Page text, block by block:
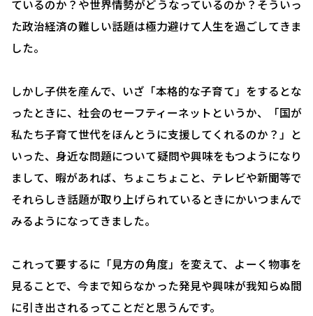
ているのか？や世界情勢がどうなっているのか？そういっ
た政治経済の難しい話題は極力避けて人生を過ごしてきま
した。
しかし子供を産んで、いざ「本格的な子育て」をするとな
ったときに、社会のセーフティーネットというか、「国が
私たち子育て世代をほんとうに支援してくれるのか？」と
いった、身近な問題について疑問や興味をもつようになり
まして、暇があれば、ちょこちょこと、テレビや新聞等で
それらしき話題が取り上げられているときにかいつまんで
みるようになってきました。
これって要するに「見方の角度」を変えて、よーく物事を
見ることで、今まで知らなかった発見や興味が我知らぬ間
に引き出されるってことだと思うんです。